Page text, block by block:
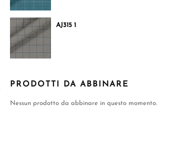
AJ315 1
PRODOTTI DA ABBINARE
Nessun prodotto da abbinare in questo momento.